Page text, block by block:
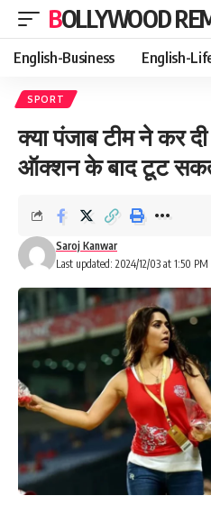
BOLLYWOOD
English-Business English-
SPORT
क्या पंजाब टीम ने कर
ऑक्शन के बाद टूट
Last updated: 2024/12/03 at 1:50 PM
Saroj Kanwar